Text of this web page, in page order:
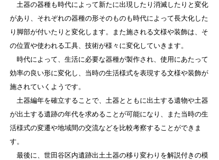
土器の器種も時代によって新たに出現したり消滅したりと変化
があり、それぞれの器種の形そのものも時代によって長大化した
り脚部が付いたりと変化します。また施される文様や装飾は、そ
の位置や使われる工具、技術が様々に変化していきます。
時代によって、生活に必要な器種が製作され、使用にあたって
効率の良い形に変化し、当時の生活様式を表現する文様や装飾が
施されていくようです。
土器編年を確立することで、土器とともに出土する遺物や土器
が出土する遺跡の年代を求めることが可能になり、また当時の生
活様式の変遷や地域間の交流などを比較考察することができま
す。
最後に、世田谷区内遺跡出土土器の移り変わりを解説付きの模